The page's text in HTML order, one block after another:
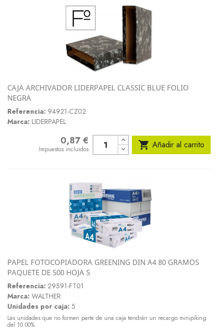
CAJA ARCHIVADOR LIDERPAPEL CLASSIC BLUE FOLIO
NEGRA
Referencia: 94921-CZ02
Marca: LIDERPAPEL
0,87 €
Impuestos incluidos  Añadir al carrito
PAPEL FOTOCOPIADORA GREENING DIN A4 80 GRAMOS
PAQUETE DE 500 HOJA S
Referencia: 29591-FT01
Marca: WALTHER
Unidades por caja: 5
Las unidades que no formen parte de una caja tendrán un recargo minipiking
del 10.00%